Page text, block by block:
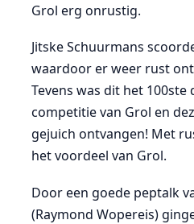
Grol erg onrustig.
Jitske Schuurmans
waardoor er weer rust
Tevens was dit het
competitie van Grol en
gejuich ontvangen! Met
het voordeel van Grol.
Door een goede peptalk
(Raymond Wopereis)